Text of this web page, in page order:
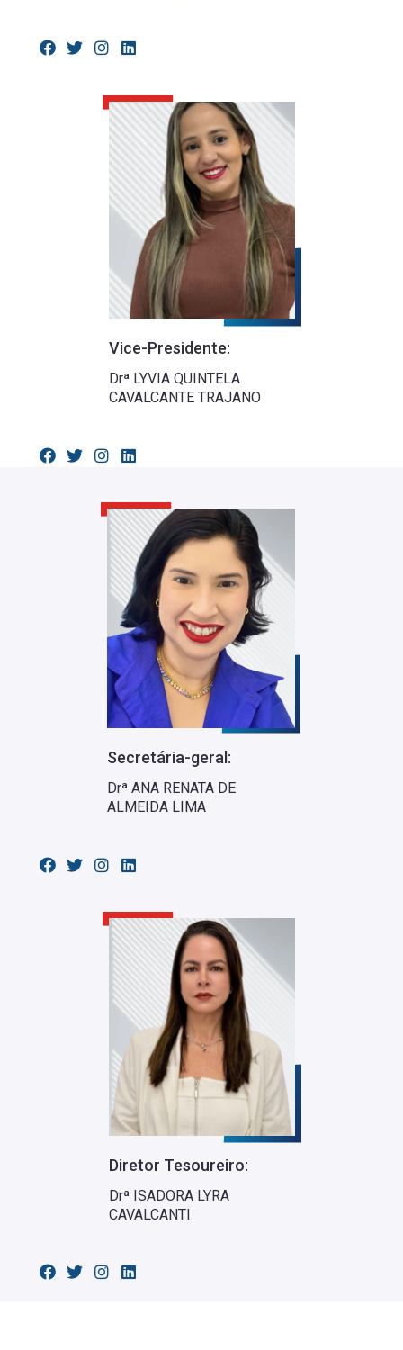
Vice-Presidente:
Drª LYVIA QUINTELA
CAVALCANTE TRAJANO
Secretária-geral:
Drª ANA RENATA DE
ALMEIDA LIMA
Diretor Tesoureiro:
Drª ISADORA LYRA
CAVALCANTI